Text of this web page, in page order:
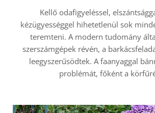
Kellő odafigyeléssel,
kézügyességgel hihetetlenül sok
teremteni. A modern tudomány
szerszámgépek révén, a
leegyszerűsödtek. A faanyaggal
problémát, főként a